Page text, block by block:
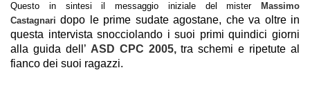
Questo in sintesi il messaggio iniziale del mister
Massimo
Castagnari dopo le prime sudate agostane, che va oltre in
questa intervista snocciolando i suoi primi quindici giorni
alla guida dell’ ASD CPC 2005,tra schemi e ripetute al
fianco dei suoi ragazzi.